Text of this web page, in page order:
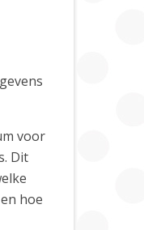
voor
Dit
hoe